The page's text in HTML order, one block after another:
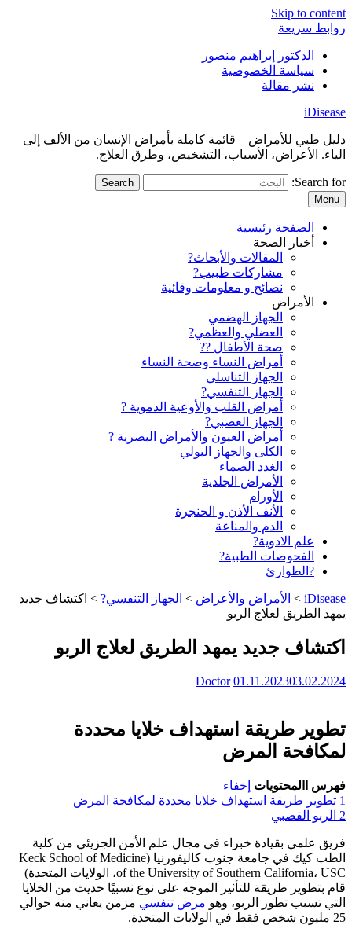
Skip to content
روابط سريعة
الدكتور إبراهيم منصور
سياسة الخصوصية
نشر مقالة
iDisease
دليل طبي للأمراض – قائمة كاملة بأمراض الإنسان من الألف إلى
الياء. الأعراض، الأسباب، التشخيص، وطرق العلاج.
Search for:
Menu
الصفحة رئيسية
أخبار الصحة
المقالات والأبحاث?
مشاركات طبيب?
نصائح و معلومات وقائية
الأمراض
الجهاز الهضمي
العضلي والعظمي?
صحة الأطفال ??
أمراض النساء وصحة النساء
الجهاز التناسلي
الجهاز التنفسي?
أمراض القلب والأوعية الدموية ?
الجهاز العصبي?
أمراض العيون والأمراض البصرية ?️
الكلى والجهاز البولي
الغدد الصماء
الأمراض الجلدية
الأورام
الأنف الأذن و الحنجرة
الدم والمناعة
علم الادوية?
الفحوصات الطبية?
?الطوارئ
iDisease
> الأمراض والأعراض > الجهاز التنفسي? > اكتشاف جديد
يمهد الطريق لعلاج الربو
اكتشاف جديد يمهد الطريق لعلاج الربو
01.11.202303.02.2024
Doctor
تطوير طريقة استهداف خلايا محددة
لمكافحة المرض
فهرس االمحتويات إخفاء
1 تطوير طريقة استهداف خلايا محددة لمكافحة المرض
2 الربو القصبي
فريق علمي بقيادة خبراء في مجال علم الأمن الجزيئي من كلية
الطب كيك في جامعة جنوب كاليفورنيا (Keck School of Medicine
of the University of Southern California، USC، الولايات المتحدة)
قام بتطوير طريقة للتأثير الموجه على نوع نسبيًا حديث من الخلايا
التي تسبب تطور الربو، وهو مرض تنفسي مزمن يعاني منه حوالي
25 مليون شخص فقط في الولايات المتحدة.